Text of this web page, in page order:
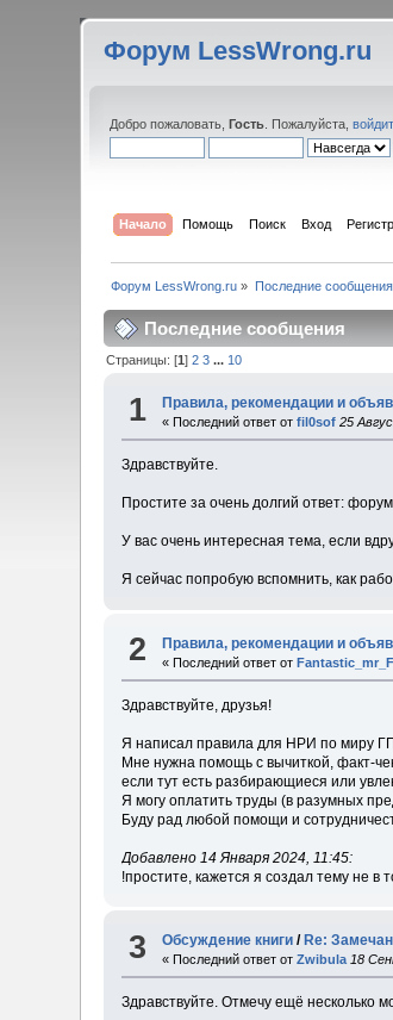
Форум LessWrong.ru
Добро пожаловать,Гость . Пожалуйста,
Начало Помощь Поиск Вход
Форум LessWrong.ru » Последние сообщения
Последние сообщения
Страницы: [1]2 3 ... 10
1 Правила, рекомендации и
« Последний ответ отfil0sof 25
Здравствуйте.
Простите за очень долгий ответ:
У вас очень интересная тема, если
Я сейчас попробую вспомнить, как
2 Правила, рекомендации и
« Последний ответ от
Здравствуйте, друзья!
Я написал правила для НРИ по миру
Мне нужна помощь с вычиткой, факт-
если тут есть разбирающиеся или
Я могу оплатить труды (в разумных
Буду рад любой помощи и
Добавлено 14 Января 2024, 11:45:
!простите, кажется я создал тему не
3 Обсуждение книги / Re:
« Последний ответ отZwibula 18
Здравствуйте. Отмечу ещё несколько